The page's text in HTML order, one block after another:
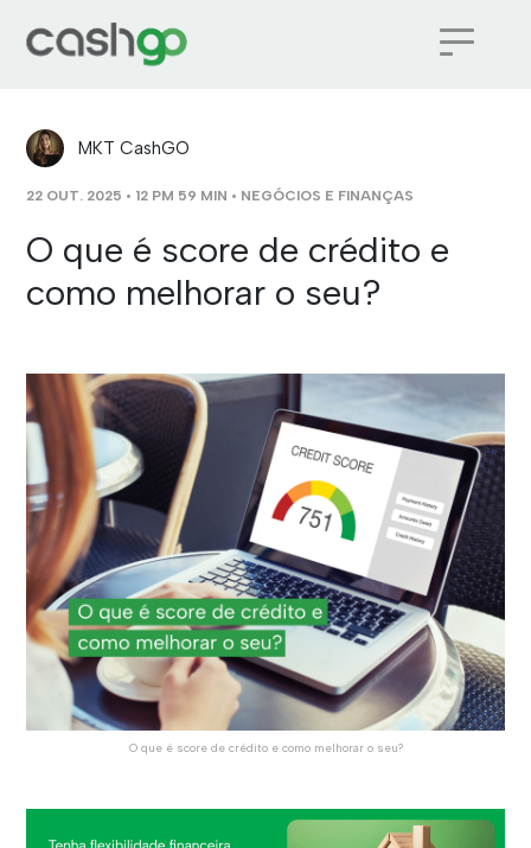
MKT CashGO
22 OUT. 2025 • 12 PM 59 MIN • NEGÓCIOS E FINANÇAS
O que é score de crédito e
como melhorar o seu?
O que é score de crédito e como melhorar o seu?